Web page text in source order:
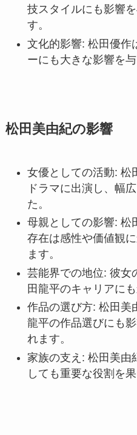
技スタイルにも影響
す。
文化的影響: 松田優作
ーにも大きな影響を与
松田美由紀の影響
女優としての活動: 松
ドラマに出演し、幅
た。
母親としての影響: 松
存在は感性や価値観
ます。
芸能界での地位: 彼女
田龍平のキャリアに
作品の選び方: 松田美
龍平の作品選びにも
れます。
家族の支え: 松田美由
しても重要な役割を